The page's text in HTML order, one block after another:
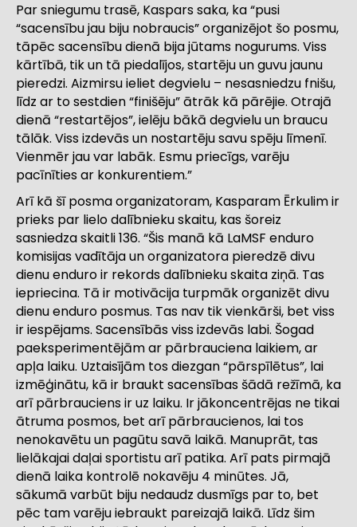
Par sniegumu trasē, Kaspars saka, ka “pusi
“sacensību jau biju nobraucis” organizējot šo posmu,
tāpēc sacensību dienā bija jūtams nogurums. Viss
kārtībā, tik un tā piedalījos, startēju un guvu jaunu
pieredzi. Aizmirsu ieliet degvielu – nesasniedzu fnišu,
līdz ar to sestdien “finišēju” ātrāk kā pārējie. Otrajā
dienā “restartējos”, ielēju bākā degvielu un braucu
tālāk. Viss izdevās un nostartēju savu spēju līmenī.
Vienmēr jau var labāk. Esmu priecīgs, varēju
pacīnīties ar konkurentiem.”
Arī kā šī posma organizatoram, Kasparam Ērkulim ir
prieks par lielo dalībnieku skaitu, kas šoreiz
sasniedza skaitli 136. “Šis manā kā LaMSF enduro
komisijas vadītāja un organizatora pieredzē divu
dienu enduro ir rekords dalībnieku skaita ziņā. Tas
iepriecina. Tā ir motivācija turpmāk organizēt divu
dienu enduro posmus. Tas nav tik vienkārši, bet viss
ir iespējams. Sacensībās viss izdevās labi. Šogad
paeksperimentējām ar pārbrauciena laikiem, ar
apļa laiku. Uztaisījām tos diezgan “pārspīlētus”, lai
izmēģinātu, kā ir braukt sacensības šādā režīmā, ka
arī pārbrauciens ir uz laiku. Ir jākoncentrējas ne tikai
ātruma posmos, bet arī pārbraucienos, lai tos
nenokavētu un pagūtu savā laikā. Manuprāt, tas
lielākajai daļai sportistu arī patika. Arī pats pirmajā
dienā laika kontrolē nokavēju 4 minūtes. Jā,
sākumā varbūt biju nedaudz dusmīgs par to, bet
pēc tam varēju iebraukt pareizajā laikā. Līdz šim